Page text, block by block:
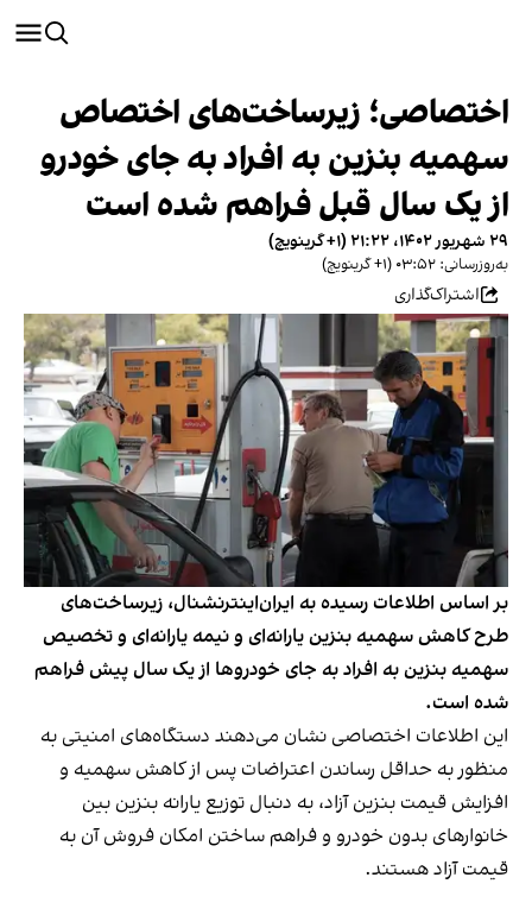
اختصاصی؛ زیرساخت‌های اختصاص
سهمیه بنزین به افراد به جای خودرو
از یک سال قبل فراهم شده است
۲۹ شهریور ۱۴۰۲، ۲۱:۲۲ (‎+۱ گرینویچ)
به‌روزرسانی: ۰۳:۵۲ (‎+۱ گرینویچ)
اشتراک‌گذاری
بر اساس اطلاعات رسیده به ایران‌اینترنشنال، زیرساخت‌های
طرح کاهش سهمیه بنزین یارانه‌ای و نیمه یارانه‌ای و تخصیص
سهمیه بنزین به افراد به جای خودروها از یک سال پیش فراهم
شده است.
این اطلاعات اختصاصی نشان می‌دهند دستگاه‌های امنیتی به
منظور به حداقل رساندن اعتراضات پس از کاهش سهمیه و
افزایش قیمت بنزین آزاد، به دنبال توزیع یارانه بنزین بین
خانوارهای بدون خودرو و فراهم ساختن امکان فروش آن به
قیمت آزاد هستند.